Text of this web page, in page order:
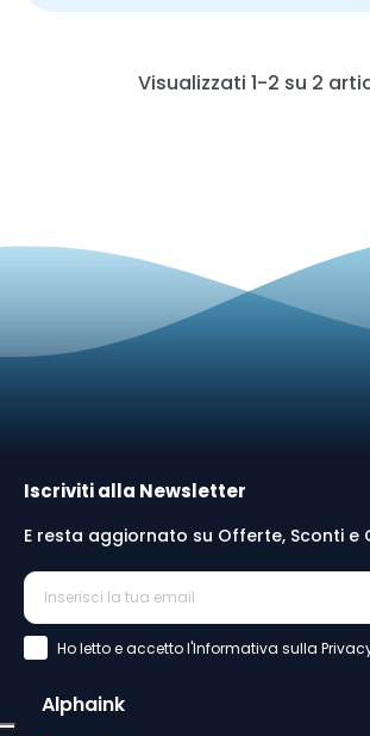
Visualizzati 1-2 su 2
Iscriviti alla Newsletter
E resta aggiornato su Offerte, Sconti e
Accettazione Privacy Policy
Ho letto e accetto l'Informativa sulla
Alphaink